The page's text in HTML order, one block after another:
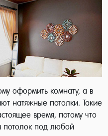
оформить комнату, а в
натяжные потолки. Такие
время, потому что
потолок под любой